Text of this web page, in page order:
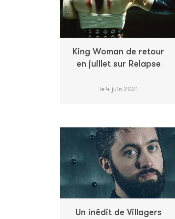
King Woman de retour
en juillet sur Relapse
le 4 juin 2021
Un inédit de Villagers